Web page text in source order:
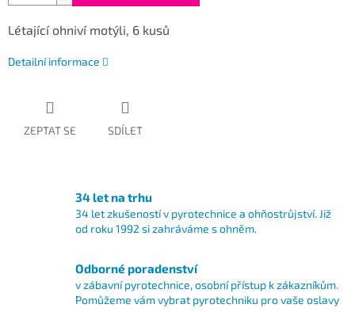
Létající ohniví motýli, 6 kusů
Detailní informace
ZEPTAT SE SDÍLET
34 let na trhu
34 let zkušeností v pyrotechnice a ohňostrůjství. Již
od roku 1992 si zahráváme s ohněm.
Odborné poradenství
v zábavní pyrotechnice, osobní přístup k zákazníkům.
Pomůžeme vám vybrat pyrotechniku pro vaše oslavy